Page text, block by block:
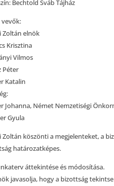
Bechtold Sváb Tájház
vevők:
Zoltán elnök
Krisztina
Vilmos
Péter
Katalin
Johanna, Német Nemzetiségi
Gyula
Zoltán köszönti a megjelenteket, a
határozatképes.
áttekintése és módosítása.
javasolja, hogy a bizottság